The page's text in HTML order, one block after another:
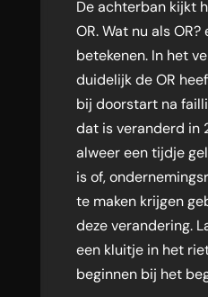
De achterban kijkt
OR. Wat nu als
betekenen. In het
duidelijk de OR
bij doorstart na
dat is veranderd in
alweer een tijdje
is of,
te maken krijgen
deze verandering.
een kluitje in het
beginnen bij het